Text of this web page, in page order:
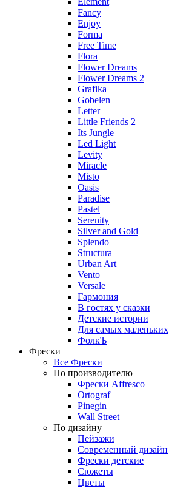
Fancy
Enjoy
Forma
Free Time
Flora
Flower Dreams
Flower Dreams 2
Grafika
Gobelen
Letter
Little Friends 2
Its Jungle
Led Light
Levity
Miracle
Misto
Oasis
Paradise
Pastel
Serenity
Silver and Gold
Splendo
Structura
Urban Art
Vento
Versale
Гармония
В гостях у сказки
Детские истории
Для самых маленьких
ФолкЪ
Фрески
Все Фрески
По производителю
Фрески Affresco
Ortograf
Pinegin
Wall Street
По дизайну
Пейзажи
Современный дизайн
Фрески детские
Сюжеты
Цветы